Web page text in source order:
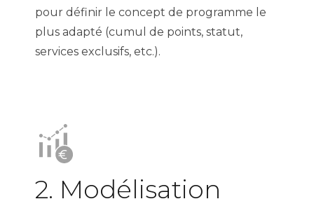
pour définir le concept de programme le
plus adapté (cumul de points, statut,
services exclusifs, etc.).
2. Modélisation